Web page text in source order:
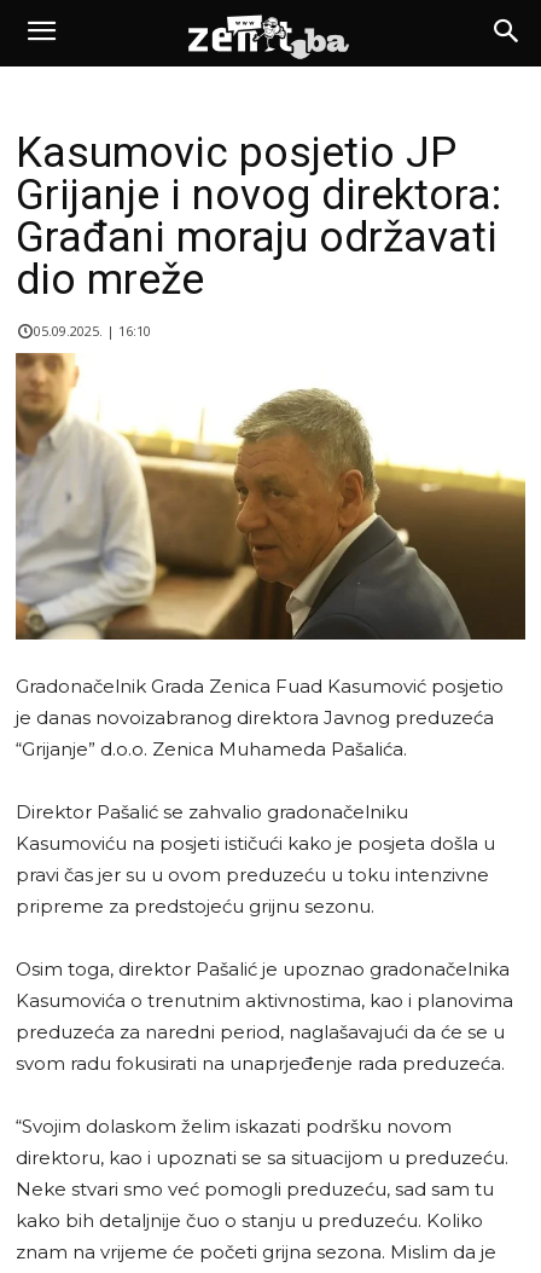
Kasumovic posjetio JP
Grijanje i novog direktora:
Građani moraju održavati
dio mreže
05.09.2025. | 16:10
Gradonačelnik Grada Zenica Fuad Kasumović posjetio
je danas novoizabranog direktora Javnog preduzeća
“Grijanje” d.o.o. Zenica Muhameda Pašalića.
Direktor Pašalić se zahvalio gradonačelniku
Kasumoviću na posjeti ističući kako je posjeta došla u
pravi čas jer su u ovom preduzeću u toku intenzivne
pripreme za predstojeću grijnu sezonu.
Osim toga, direktor Pašalić je upoznao gradonačelnika
Kasumovića o trenutnim aktivnostima, kao i planovima
preduzeća za naredni period, naglašavajući da će se u
svom radu fokusirati na unaprjeđenje rada preduzeća.
“Svojim dolaskom želim iskazati podršku novom
direktoru, kao i upoznati se sa situacijom u preduzeću.
Neke stvari smo već pomogli preduzeću, sad sam tu
kako bih detaljnije čuo o stanju u preduzeću. Koliko
znam na vrijeme će početi grijna sezona. Mislim da je